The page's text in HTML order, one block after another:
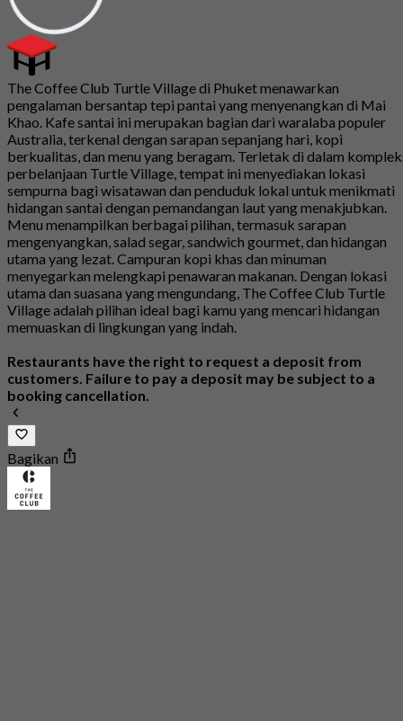
The Coffee Club Turtle Village di Phuket menawarkan
pengalaman bersantap tepi pantai yang menyenangkan di Mai
Khao. Kafe santai ini merupakan bagian dari waralaba populer
Australia, terkenal dengan sarapan sepanjang hari, kopi
berkualitas, dan menu yang beragam. Terletak di dalam
perbelanjaan Turtle Village, tempat ini menyediakan lokasi
sempurna bagi wisatawan dan penduduk lokal untuk menikmati
hidangan santai dengan pemandangan laut yang menakjubkan.
Menu menampilkan berbagai pilihan, termasuk sarapan
mengenyangkan, salad segar, sandwich gourmet, dan hidangan
utama yang lezat. Campuran kopi khas dan minuman
menyegarkan melengkapi penawaran makanan. Dengan lokasi
utama dan suasana yang mengundang, The Coffee Club Turtle
Village adalah pilihan ideal bagi kamu yang mencari hidangan
memuaskan di lingkungan yang indah.
Restaurants have the right to request a deposit from
customers. Failure to pay a deposit may be subject to a
booking cancellation.
Bagikan